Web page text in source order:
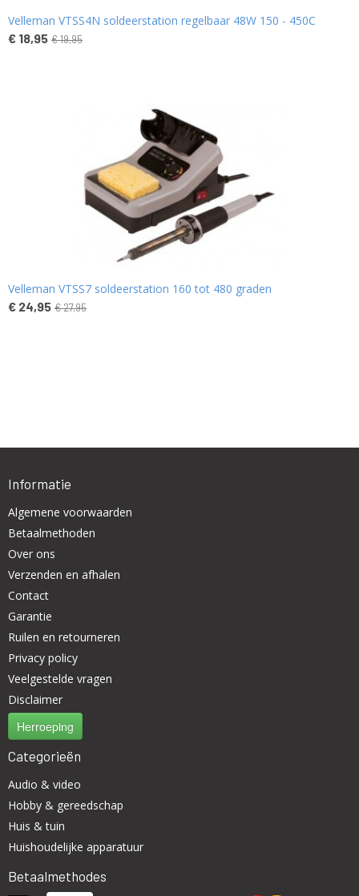
Velleman VTSS4N soldeerstation regelbaar 48W 150 - 450C
€ 18,95 € 19,95
Velleman VTSS7 soldeerstation 160 tot 480 graden
€ 24,95 € 27,95
Informatie
Algemene voorwaarden
Betaalmethoden
Over ons
Verzenden en afhalen
Contact
Garantie
Ruilen en retourneren
Privacy policy
Veelgestelde vragen
Disclaimer
Herroeping
Categorieën
Audio & video
Hobby & gereedschap
Huis & tuin
Huishoudelijke apparatuur
Betaalmethodes